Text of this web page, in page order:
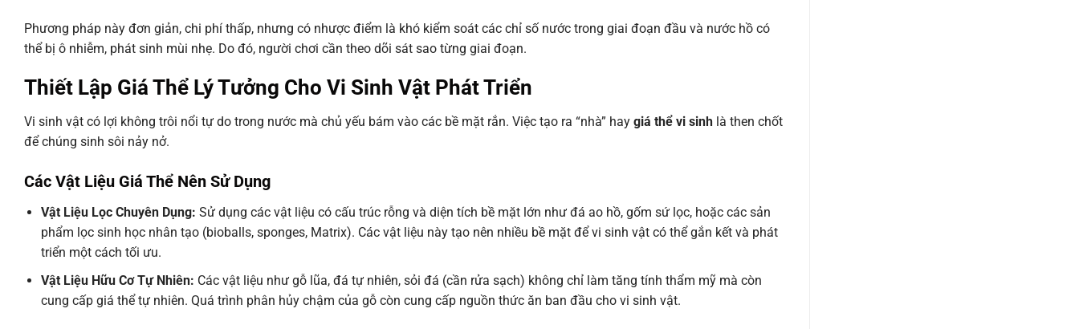
Phương pháp này đơn giản, chi phí thấp, nhưng có nhược điểm là khó kiểm soát các chỉ số nước trong giai đoạn đầu và nước hồ có
thể bị ô nhiễm, phát sinh mùi nhẹ. Do đó, người chơi cần theo dõi sát sao từng giai đoạn.
Thiết Lập Giá Thể Lý Tưởng Cho Vi Sinh Vật Phát Triển
Vi sinh vật có lợi không trôi nổi tự do trong nước mà chủ yếu bám vào các bề mặt rắn. Việc tạo ra “nhà” hay giá thể vi sinh là then chốt
để chúng sinh sôi nảy nở.
Các Vật Liệu Giá Thể Nên Sử Dụng
Vật Liệu Lọc Chuyên Dụng: Sử dụng các vật liệu có cấu trúc rỗng và diện tích bề mặt lớn như đá ao hồ, gốm sứ lọc, hoặc các sản
phẩm lọc sinh học nhân tạo (bioballs, sponges, Matrix). Các vật liệu này tạo nên nhiều bề mặt để vi sinh vật có thể gắn kết và phát
triển một cách tối ưu.
Vật Liệu Hữu Cơ Tự Nhiên: Các vật liệu như gỗ lũa, đá tự nhiên, sỏi đá (cần rửa sạch) không chỉ làm tăng tính thẩm mỹ mà còn
cung cấp giá thể tự nhiên. Quá trình phân hủy chậm của gỗ còn cung cấp nguồn thức ăn ban đầu cho vi sinh vật.